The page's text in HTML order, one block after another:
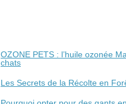
OZONE PETS : l’huile ozonée
chats
Les Secrets de la Récolte en